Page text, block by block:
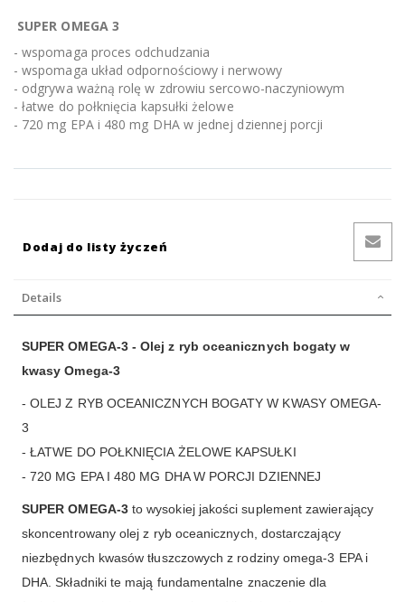
SUPER OMEGA 3
- wspomaga proces odchudzania
- wspomaga układ odpornościowy i nerwowy
- odgrywa ważną rolę w zdrowiu sercowo-naczyniowym
- łatwe do połknięcia kapsułki żelowe
- 720 mg EPA i 480 mg DHA w jednej dziennej porcji
Dodaj do listy życzeń
Details
SUPER OMEGA-3 - Olej z ryb oceanicznych bogaty w
kwasy Omega-3
- OLEJ Z RYB OCEANICZNYCH BOGATY W KWASY OMEGA-
3
- ŁATWE DO POŁKNIĘCIA ŻELOWE KAPSUŁKI
- 720 MG EPA I 480 MG DHA W PORCJI DZIENNEJ
SUPER OMEGA-3to wysokiej jakości suplement zawierający
skoncentrowany olej z ryb oceanicznych, dostarczający
niezbędnych kwasów tłuszczowych z rodziny omega-3 EPA i
DHA. Składniki te mają fundamentalne znaczenie dla